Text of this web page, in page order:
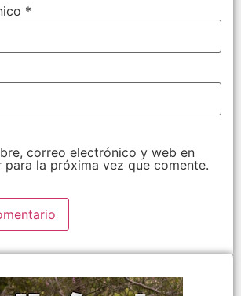
*
correo electrónico y web en
para la próxima vez que comente.